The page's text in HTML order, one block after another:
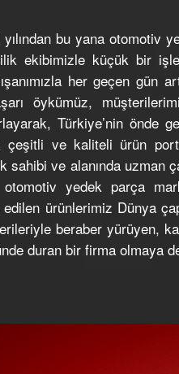
bu yana otomotiv
ekibimizle küçük bir
her geçen gün
öykümüz,
Türkiye’nin önde
çeşitli ve kaliteli ürün
sahibi ve alanında uzman
yedek parça
ürünlerimiz Dünya
beraber yürüyen,
duran bir firma olmaya